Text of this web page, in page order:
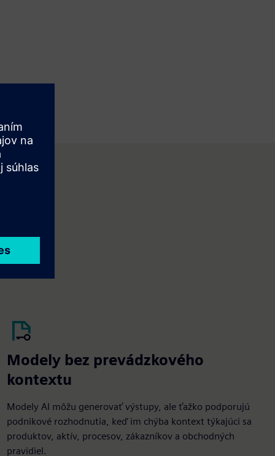
Modely bez prevádzkového
kontextu
Modely AI môžu generovať výstupy, ale ťažko podporujú
podnikové rozhodnutia, keď im chýba kontext týkajúci sa
produktov, aktív, procesov, zákazníkov a obchodných
pravidiel.